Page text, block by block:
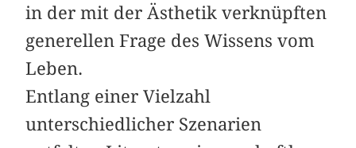
in der mit der Ästhetik verknüpften
generellen Frage des Wissens vom
Leben.
Entlang einer Vielzahl
unterschiedlicher Szenarien